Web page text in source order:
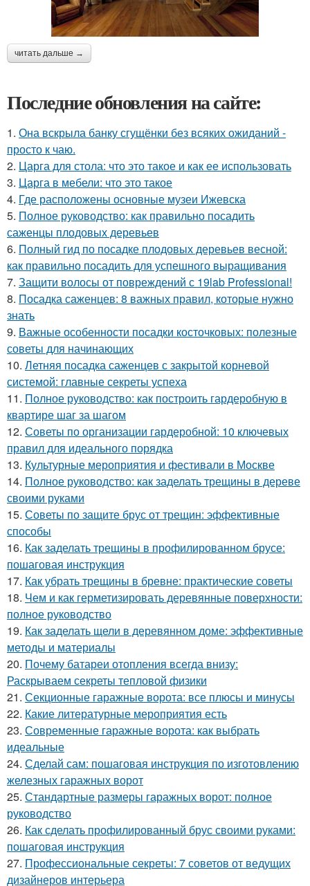
читать дальше →
Последние обновления на сайте:
1. Она вскрыла банку сгущёнки без всяких ожиданий -
просто к чаю.
2. Царга для стола: что это такое и как ее использовать
3. Царга в мебели: что это такое
4. Где расположены основные музеи Ижевска
5. Полное руководство: как правильно посадить
саженцы плодовых деревьев
6. Полный гид по посадке плодовых деревьев весной:
как правильно посадить для успешного выращивания
7. Защити волосы от повреждений с 19lab Professional!
8. Посадка саженцев: 8 важных правил, которые нужно
знать
9. Важные особенности посадки косточковых: полезные
советы для начинающих
10. Летняя посадка саженцев с закрытой корневой
системой: главные секреты успеха
11. Полное руководство: как построить гардеробную в
квартире шаг за шагом
12. Советы по организации гардеробной: 10 ключевых
правил для идеального порядка
13. Культурные мероприятия и фестивали в Москве
14. Полное руководство: как заделать трещины в дереве
своими руками
15. Советы по защите брус от трещин: эффективные
способы
16. Как заделать трещины в профилированном брусе:
пошаговая инструкция
17. Как убрать трещины в бревне: практические советы
18. Чем и как герметизировать деревянные поверхности:
полное руководство
19. Как заделать щели в деревянном доме: эффективные
методы и материалы
20. Почему батареи отопления всегда внизу:
Раскрываем секреты тепловой физики
21. Секционные гаражные ворота: все плюсы и минусы
22. Какие литературные мероприятия есть
23. Современные гаражные ворота: как выбрать
идеальные
24. Сделай сам: пошаговая инструкция по изготовлению
железных гаражных ворот
25. Стандартные размеры гаражных ворот: полное
руководство
26. Как сделать профилированный брус своими руками:
пошаговая инструкция
27. Профессиональные секреты: 7 советов от ведущих
дизайнеров интерьера